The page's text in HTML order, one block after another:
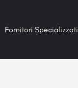
Fornitori Specializzati